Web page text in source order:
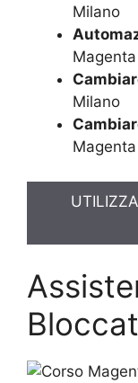
Milano
Milano